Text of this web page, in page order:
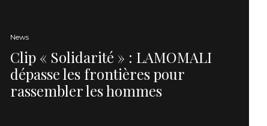
News
Clip « Solidarité » : LAMOMALI
dépasse les frontières pour
rassembler les hommes